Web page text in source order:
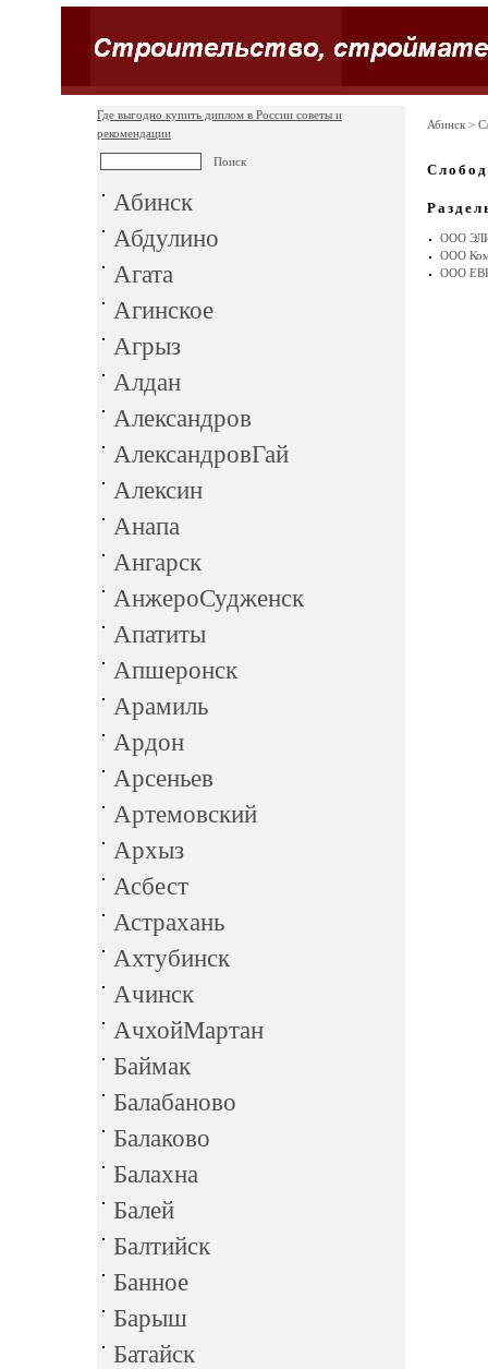
Где выгодно купить диплом в России советы и
рекомендации
Абинск
Абдулино
Агата
Агинское
Агрыз
Алдан
Александров
АлександровГай
Алексин
Анапа
Ангарск
АнжероСудженск
Апатиты
Апшеронск
Арамиль
Ардон
Арсеньев
Артемовский
Архыз
Асбест
Астрахань
Ахтубинск
Ачинск
АчхойМартан
Баймак
Балабаново
Балаково
Балахна
Балей
Балтийск
Банное
Барыш
Батайск
Абинск >
ООО
ООО
ООО